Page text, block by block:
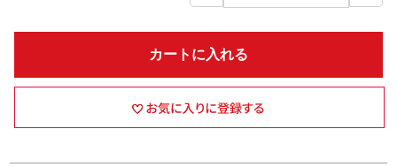
カートに入れる